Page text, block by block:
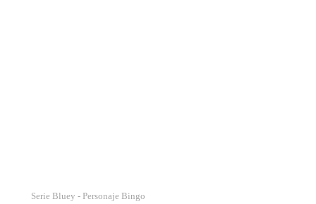
Serie Bluey - Personaje Bingo